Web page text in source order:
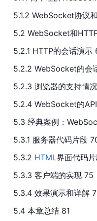
5.1.2 WebSocket协议
5.2 WebSocket和
5.2.1 HTTP的会话演示
5.2.2 WebSocket的会
5.2.3 浏览器的支持情
5.2.4 WebSocket的
5.3 经典案例：
5.3.1 服务器代码片段
5.3.2 HTML界面代码
5.3.3 客户端的实现 75
5.3.4 效果演示和详解
5.4 本章总结 81